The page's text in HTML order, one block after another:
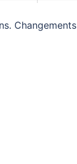
Changements